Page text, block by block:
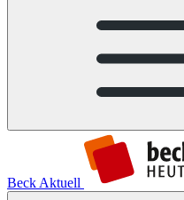
Beck Aktuell